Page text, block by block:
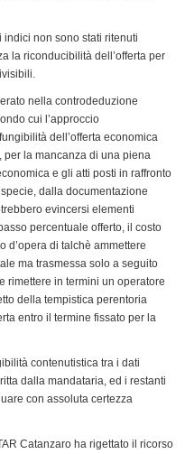
indici non sono stati ritenuti
la riconducibilità dell’offerta per
nella controdeduzione
cui l’approccio
dell’offerta economica
per la mancanza di una piena
e gli atti posti in raffronto
dalla documentazione
evincersi elementi
percentuale offerto, il costo
d’opera di talchè ammettere
ma trasmessa solo a seguito
rimettere in termini un operatore
della tempistica perentoria
entro il termine fissato per la
contenutistica tra i dati
dalla mandataria, ed i restanti
con assoluta certezza
Catanzaro ha rigettato il ricorso